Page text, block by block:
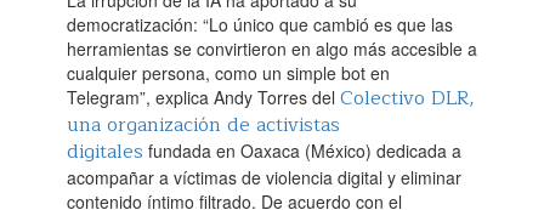
democratización: “Lo único que cambió es que las
herramientas se convirtieron en algo más accesible a
cualquier persona, como un simple bot en
Telegram”, explica Andy Torres del Colectivo DLR,
una organización de activistas
digitales fundada en Oaxaca (México) dedicada a
acompañar a víctimas de violencia digital y eliminar
contenido íntimo filtrado. De acuerdo con el